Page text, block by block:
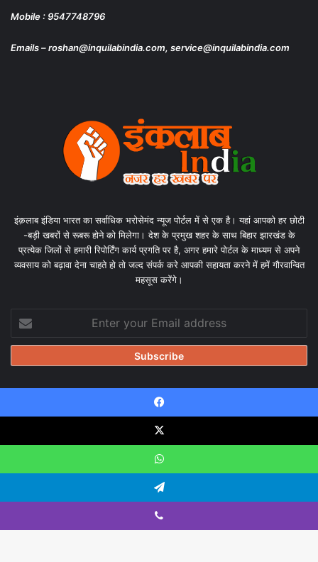
Mobile : 9547748796
Emails – roshan@inquilabindia.com, service@inquilabindia.com
इंक़लाब इंडिया भारत का सर्वाधिक भरोसेमंद न्यूज पोर्टल में से एक है। यहां आपको हर छोटी
-बड़ी खबरों से रूबरू होने को मिलेगा। देश के प्रमुख शहर के साथ बिहार झारखंड के
प्रत्येक जिलों से हमारी रिपोर्टिंग कार्य प्रगति पर है, अगर हमारे पोर्टल के माध्यम से अपने
व्यवसाय को बढ़ावा देना चाहते हो तो जल्द संपर्क करे आपकी सहायता करने में हमें गौरवान्वित
महसूस करेंगे।
your
Email
© Copyright 2026, All Rights Reserved |
Design & Developed
Blog
Contact Us
Facebook
X YouTubeInstagramWhatsApp
Facebook
X
WhatsApp
Telegram
Viber